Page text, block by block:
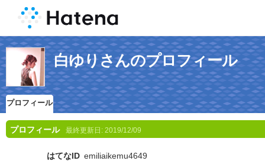
白ゆりさんのプロフィール
プロフィール
プロフィール 最終更新日: 2019/12/09
はてなID emiliaikemu4649